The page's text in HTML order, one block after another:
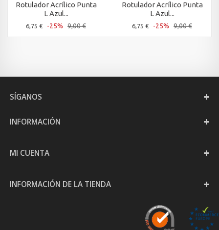
Rotulador Acrílico Punta
L Azul...
6,75 € -25% 9,00 €
Rotulador Acrílico Punta
L Azul...
6,75 € -25% 9,00 €
SÍGANOS
INFORMACIÓN
MI CUENTA
INFORMACIÓN DE LA TIENDA